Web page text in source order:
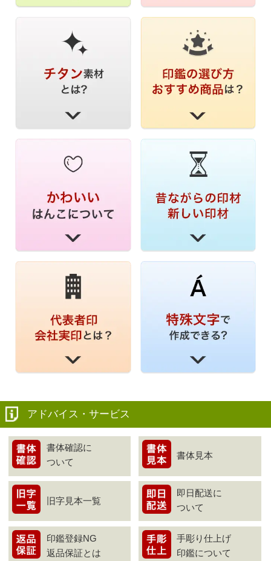
アドバイス・サービス
書体確認に
ついて
書体見本
旧字見本一覧
即日配送に
ついて
印鑑登録NG
返品保証とは
手彫り仕上げ
印鑑について